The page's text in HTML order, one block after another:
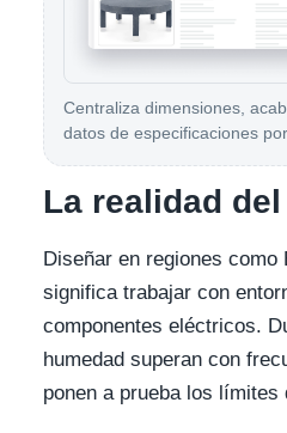
Centraliza dimensiones,
datos de especificaciones
La realidad
Diseñar en regiones
significa trabajar con
componentes eléctricos.
humedad superan con
ponen a prueba los